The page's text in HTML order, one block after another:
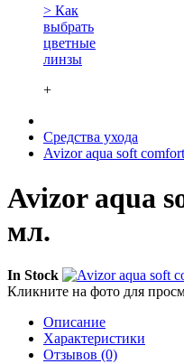
> Как
выбрать
цветные
линзы
+
Средства ухода
Avizor aqua soft
Avizor aqua
мл.
In Stock
Кликните на фото для
Описание
Характеристики
Отзывов (0)